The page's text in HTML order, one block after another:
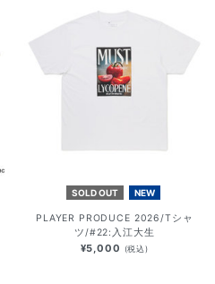
SOLD OUT NEW
PLAYER PRODUCE 2026/Tシャ
ツ/#22:入江大生
¥5,000 (税込)